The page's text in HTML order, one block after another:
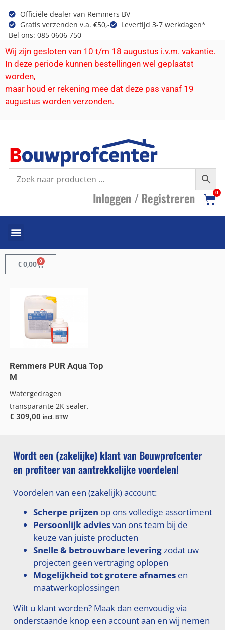
Officiële dealer van Remmers BV
Gratis verzenden v.a. €50,-
Levertijd 3-7 werkdagen*
Bel ons: 085 0606 750
Wij zijn gesloten van 10 t/m 18 augustus i.v.m. vakantie.
In deze periode kunnen bestellingen wel geplaatst
worden,
maar houd er rekening mee dat deze pas vanaf 19
augustus worden verzonden.
Inloggen /Registreren 0
€0,00 0
Remmers PUR Aqua Top
M
Watergedragen
transparante 2K sealer.
€ 309,00 incl. BTW
Wordt een (zakelijke) klant van Bouwprofcenter
en profiteer van aantrekkelijke voordelen!
Voordelen van een (zakelijk) account:
Scherpe prijzen op ons volledige assortiment
Persoonlijk adviesvan ons team bij de
keuze van juiste producten
Snelle & betrouwbare leveringzodat uw
projecten geen vertraging oplopen
Mogelijkheid tot grotere afnamesen
maatwerkoplossingen
Wilt u klant worden? Maak dan eenvoudig via
onderstaande knop een account aan en wij nemen